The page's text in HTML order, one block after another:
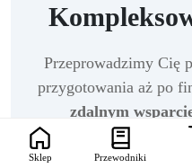
Przeprowadzimy Cię
przygotowania aż po
zdalnym
Sklep Przewodniki